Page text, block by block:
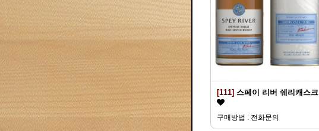
[111] 스페이 리버 쉐리캐스크
구매방법 : 전화문의